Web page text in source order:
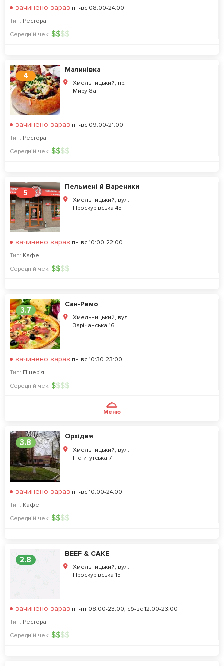
зачинено зараз пн-вс 08:00-24:00
Тип: Ресторан
Середній чек: $$$$
4
Малинівка
Хмельницький, пр.
Миру 8а
зачинено зараз пн-вс 09:00-21:00
Тип: Ресторан
Середній чек: $$$$
5
Пельмені й Вареники
Хмельницький, вул.
Проскурівська 45
зачинено зараз пн-вс 10:00-22:00
Тип: Кафе
Середній чек: $$$$
3.7
Сан-Ремо
Хмельницький, вул.
Зарічанська 16
зачинено зараз пн-вс 10:30-23:00
Тип: Піцерія
Середній чек: $$$$
Меню
3.8
Орхідея
Хмельницький, вул.
Інститутська 7
зачинено зараз пн-вс 10:00-24:00
Тип: Кафе
Середній чек: $$$$
2.8
BEEF & CAKE
Хмельницький, вул.
Проскурівська 15
зачинено зараз пн-пт 08:00-23:00, сб-вс 12:00-23:00
Тип: Ресторан
Середній чек: $$$$